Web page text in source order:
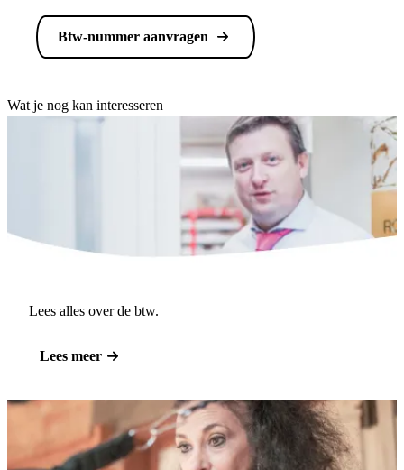
Btw-nummer aanvragen
Wat je nog kan interesseren
Lees alles over de btw.
Lees meer